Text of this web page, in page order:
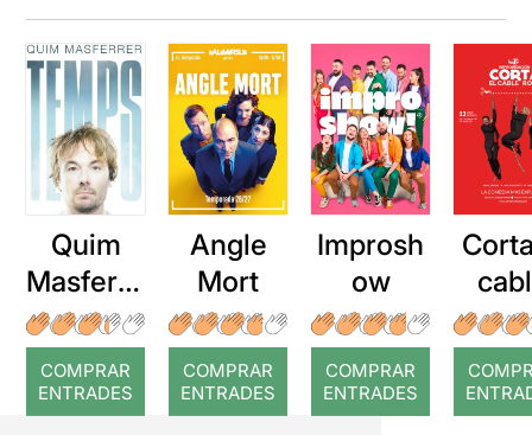
Quim
Masferre
r: Temps
COMPRAR
ENTRADES
Angle
Mort
COMPRAR
ENTRADES
Improsh
ow
COMPRAR
ENTRADES